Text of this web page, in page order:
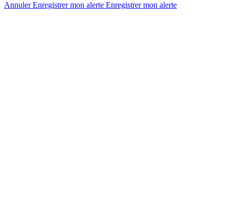
AnnulerEnregistrer mon alerte Enregistrermon alerte